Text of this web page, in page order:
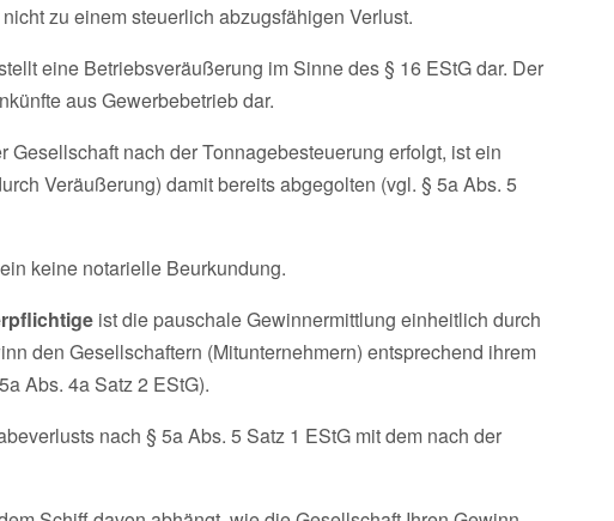
zu einem steuerlich abzugsfähigen Verlust.
eine Betriebsveräußerung im Sinne des § 16 EStG dar. Der
aus Gewerbebetrieb dar.
nach der Tonnagebesteuerung erfolgt, ist ein
Veräußerung) damit bereits abgegolten (vgl. § 5a Abs. 5
keine notarielle Beurkundung.
ist die pauschale Gewinnermittlung einheitlich durch
den Gesellschaftern (Mitunternehmern) entsprechend ihrem
Abs. 4a Satz 2 EStG).
nach § 5a Abs. 5 Satz 1 EStG mit dem nach der